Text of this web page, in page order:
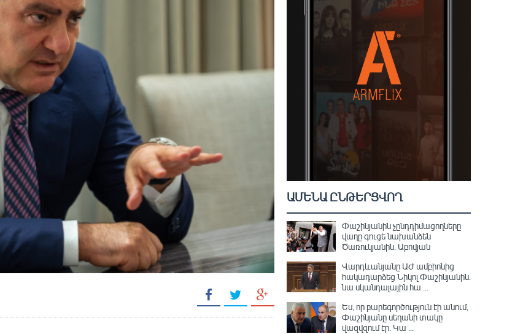
ԱՄԵՆԱ ԸՆԹԵՐՑՎՈՂ
Փաշինյանին չընդդիմացողները
վաղը գուցե նախանձեն
Ծառուկյանին. Աբովյան
Վարդևանյանը ԱԺ ամբիոնից
հակադարձեց Նիկոլ Փաշինյանին․
նա սկանդալային հա ...
Ես, որ բարեգործություն էի անում,
Փաշինյանը սեղանի տակը
վազվզում էր․ Կա ...